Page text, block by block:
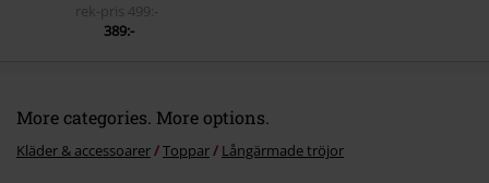
rek-pris
499:-
389:-
More categories. More options.
Kläder & accessoarer Toppar Långärmade tröjor